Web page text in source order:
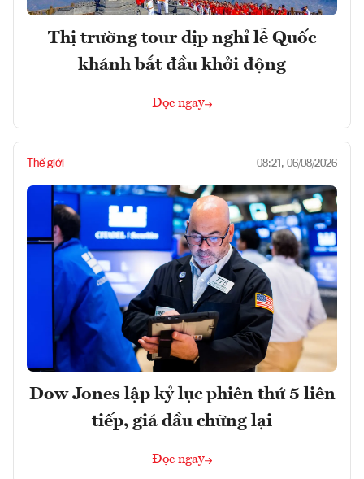
Thị trường tour dịp nghỉ lễ Quốc
khánh bắt đầu khởi động
Đọc ngay
Thế giới 08:21, 06/08/2026
Dow Jones lập kỷ lục phiên thứ 5 liên
tiếp, giá dầu chững lại
Đọc ngay